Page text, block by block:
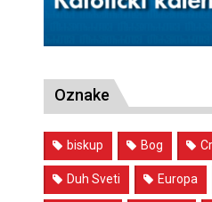
Oznake
biskup Bog
Duh Sveti Europa